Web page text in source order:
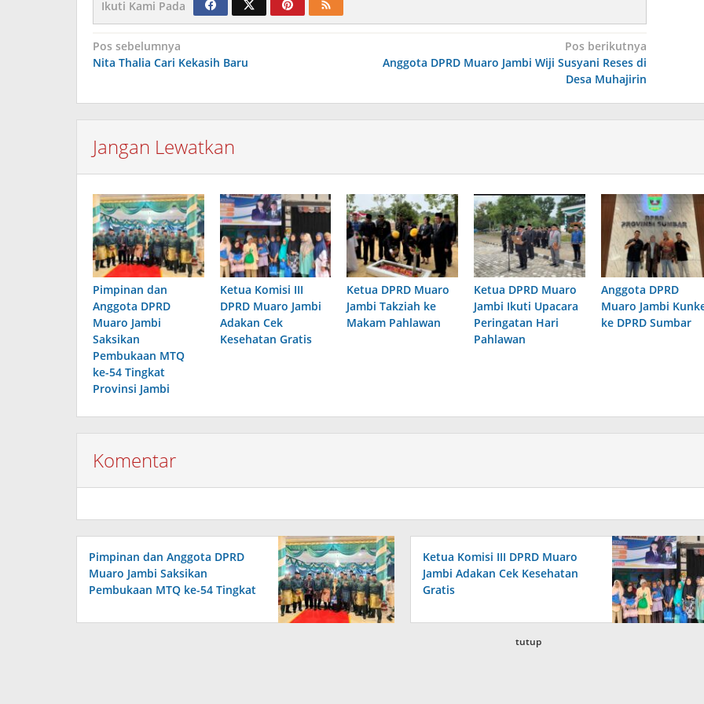
Ikuti Kami Pada
Navigasi
pos
Pos sebelumnya
Nita Thalia Cari Kekasih Baru
Pos berikutnya
Anggota DPRD Muaro Jambi Wiji Susyani Reses di
Desa Muhajirin
Jangan Lewatkan
Pimpinan dan
Anggota DPRD
Muaro Jambi
Saksikan
Pembukaan MTQ
ke-54 Tingkat
Provinsi Jambi
Ketua Komisi III
DPRD Muaro Jambi
Adakan Cek
Kesehatan Gratis
Ketua DPRD Muaro
Jambi Takziah ke
Makam Pahlawan
Ketua DPRD Muaro
Jambi Ikuti Upacara
Peringatan Hari
Pahlawan
Anggota DPRD
Muaro Jambi
ke DPRD Sumbar
Komentar
Pimpinan dan Anggota DPRD
Muaro Jambi Saksikan
Pembukaan MTQ ke-54 Tingkat
Ketua Komisi III DPRD Muaro
Jambi Adakan Cek Kesehatan
Gratis
tutup